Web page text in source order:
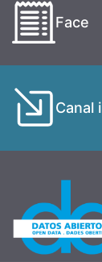
Face
Canal